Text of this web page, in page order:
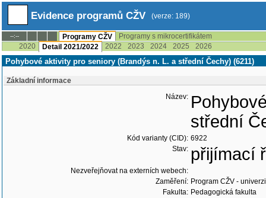
Evidence programů CŽV (verze: 189)
--:-- Programy CŽV
Programy s mikrocertifikátem
2020
Detail 2021/2022 2022 2023 2024 2025 2026
Pohybové aktivity pro seniory (Brandýs n. L. a střední Čechy) (6211)
Základní informace
Název:
střední
Kód varianty (CID): 6922
Stav: přijímací
Nezveřejňovat na externích webech:
Zaměření: Program CŽV -
Fakulta: Pedagogická fakulta